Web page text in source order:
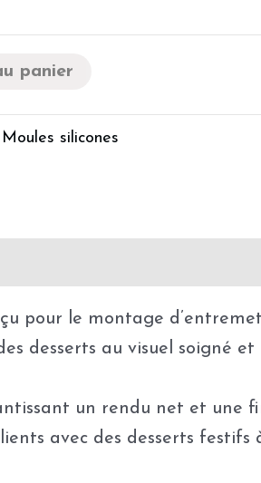
panier
Moules silicones
pour le montage
desserts au visuel soigné et
un rendu net et une
avec des desserts festifs